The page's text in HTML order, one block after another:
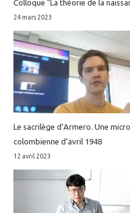
Colloque "La théorie de la
24 mars 2023
Le sacrilège d’Armero. Une
colombienne d’avril 1948
12 avril 2023